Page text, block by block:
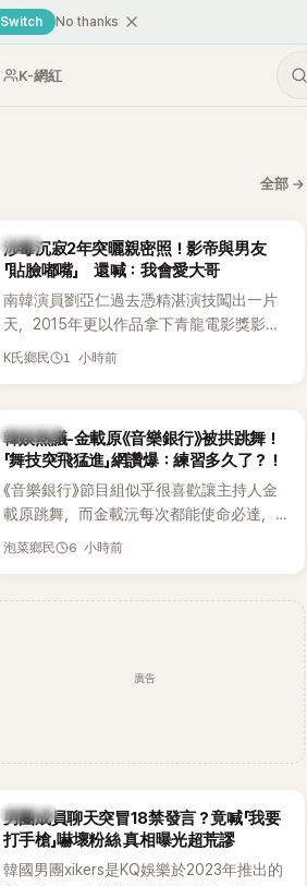
Switch No thanks
K-網紅
全部 →
韓星
涉毒沉寂2年突曬親密照！影帝與男友
「貼臉嘟嘴」 還喊：我會愛大哥
南韓演員劉亞仁過去憑精湛演技闖出一片
天，2015年更以作品拿下青龍電影獎影
帝，成為該獎史上最年輕的影帝。不過，
公開露面。
K氏鄉民 1 小時前
熱議討論
韓娛熱議-金載原《音樂銀行》被拱跳舞！
「舞技突飛猛進」網讚爆：練習多久了？！
《音樂銀行》節目組似乎很喜歡讓主持人金
載原跳舞，而金載沅每次都能使命必達，
甚至舞技還進步不少。觀眾們也發現製作
泡菜鄉民 6 小時前
廣告
K-POP
男團成員聊天突冒18禁發言？竟喊「我要
打手槍」嚇壞粉絲 真相曝光超荒謬
韓國男團xikers是KQ娛樂於2023年推出的